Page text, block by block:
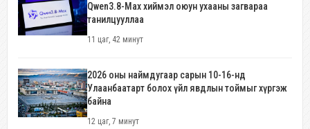
Qwen3.8-Max хиймэл оюун ухааны загвараа
танилцууллаа
11 цаг, 42 минут
2026 оны наймдугаар сарын 10-16-нд
Улаанбаатарт болох үйл явдлын тоймыг хүргэж
байна
12 цаг, 7 минут